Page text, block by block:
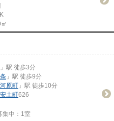
」駅 徒歩3分
」駅 徒歩9分
原町 」駅 徒歩10分
安土町626
中： 1室